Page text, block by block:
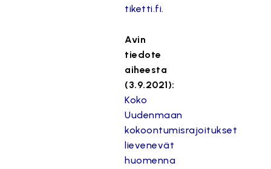
tiketti.fi.
Avin
tiedote
aiheesta
(3.9.2021):
Koko
Uudenmaan
kokoontumisrajoitukset
lievenevät
huomenna